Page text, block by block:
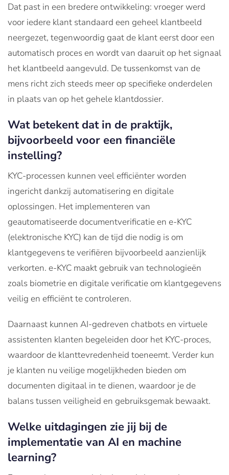
Dat past in een bredere ontwikkeling: vroeger werd
voor iedere klant standaard een geheel klantbeeld
neergezet, tegenwoordig gaat de klant eerst door een
automatisch proces en wordt van daaruit op het signaal
het klantbeeld aangevuld. De tussenkomst van de
mens richt zich steeds meer op specifieke onderdelen
in plaats van op het gehele klantdossier.
Wat betekent dat in de praktijk,
bijvoorbeeld voor een financiële
instelling?
KYC-processen kunnen veel efficiënter worden
ingericht dankzij automatisering en digitale
oplossingen. Het implementeren van
geautomatiseerde documentverificatie en e-KYC
(elektronische KYC) kan de tijd die nodig is om
klantgegevens te verifiëren bijvoorbeeld aanzienlijk
verkorten. e-KYC maakt gebruik van technologieën
zoals biometrie en digitale verificatie om klantgegevens
veilig en efficiënt te controleren.
Daarnaast kunnen AI-gedreven chatbots en virtuele
assistenten klanten begeleiden door het KYC-proces,
waardoor de klanttevredenheid toeneemt. Verder kun
je klanten nu veilige mogelijkheden bieden om
documenten digitaal in te dienen, waardoor je de
balans tussen veiligheid en gebruiksgemak bewaakt.
Welke uitdagingen zie jij bij de
implementatie van AI en machine
learning?